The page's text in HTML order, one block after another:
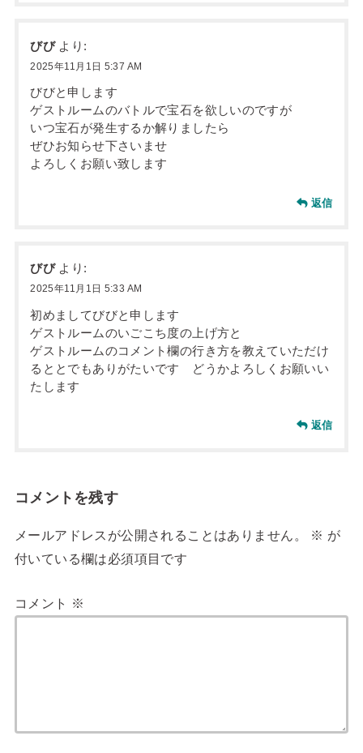
びび より:
2025年11月1日 5:37 AM
びびと申します
ゲストルームのバトルで宝石を欲しいのですが
いつ宝石が発生するか解りましたら
ぜひお知らせ下さいませ
よろしくお願い致します
返信
びび より:
2025年11月1日 5:33 AM
初めましてびびと申します
ゲストルームのいごこち度の上げ方と
ゲストルームのコメント欄の行き方を教えていただけ
るととでもありがたいです どうかよろしくお願いい
たします
返信
コメントを残す
メールアドレスが公開されることはありません。 ※ が
付いている欄は必須項目です
コメント ※